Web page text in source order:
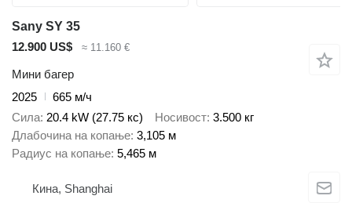
Sany SY 35
12.900 US$
≈ 11.160 €
Мини багер
2025
665 м/ч
Сила 20.4 kW (27.75 кс) Носивост 3.500 кг
Длабочина на копање 3,105 м
Радиус на копање 5,465 м
Кина, Shanghai